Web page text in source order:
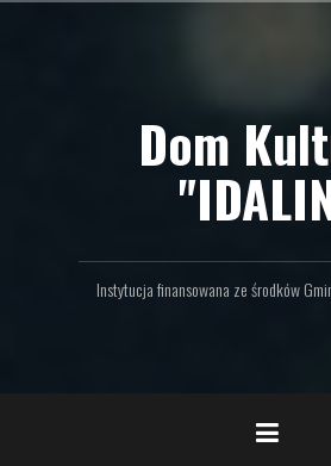
Dom
Instytucja finansowana ze środków